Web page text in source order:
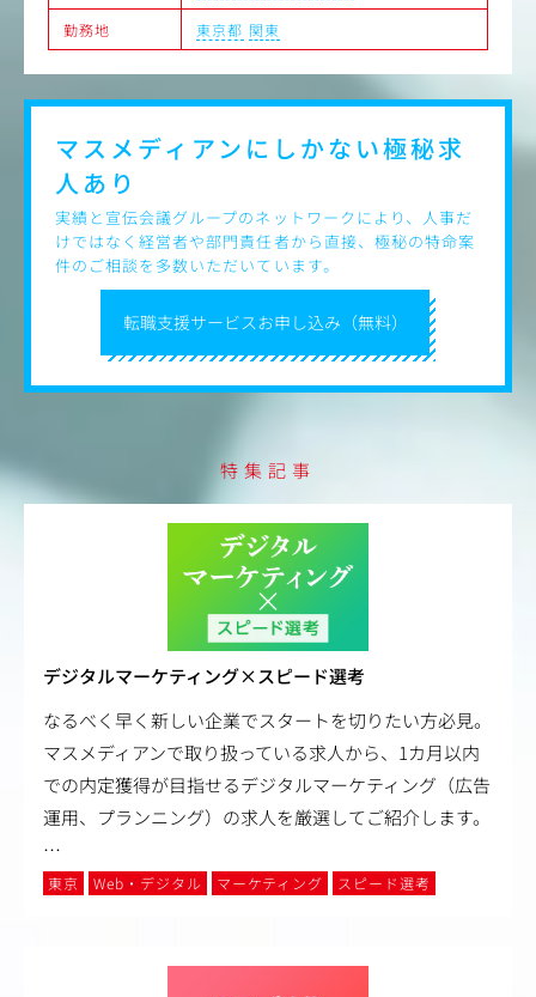
勤務地
東京都 関東
転職支援サービスお申し込み（無料）
マスメディアンにしかない極秘求
人あり
実績と宣伝会議グループのネットワークにより、人事だ
けではなく経営者や部門責任者から直接、極秘の特命案
件のご相談を多数いただいています。
特集記事
デジタルマーケティング×スピード選考
なるべく早く新しい企業でスタートを切りたい方必見。
マスメディアンで取り扱っている求人から、1カ月以内
での内定獲得が目指せるデジタルマーケティング（広告
運用、プランニング）の求人を厳選してご紹介します。
…
東京 Web・デジタル マーケティング スピード選考